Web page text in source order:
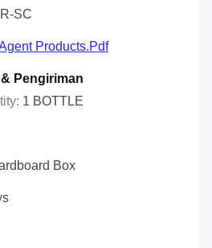
SC
Products.pdf
Pengiriman
1 BOTTLE
Box